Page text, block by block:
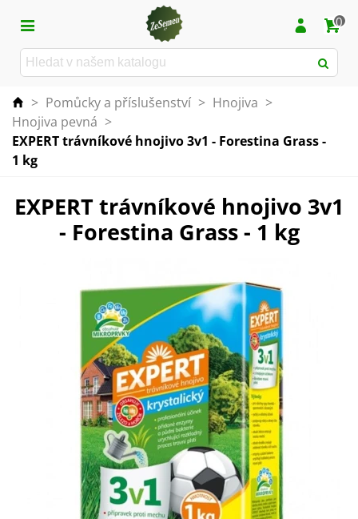
0
> Pomůcky a příslušenství > Hnojiva >
Hnojiva pevná >
EXPERT trávníkové hnojivo 3v1 - Forestina Grass -
1 kg
EXPERT trávníkové hnojivo 3v1
- Forestina Grass - 1 kg